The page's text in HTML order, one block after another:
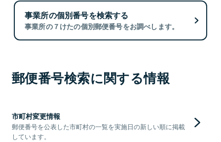
事業所の個別番号を検索する
事業所の７けたの個別郵便番号をお調べします。
郵便番号検索に関する情報
市町村変更情報
郵便番号を公表した市町村の一覧を実施日の新しい順に掲載
しています。